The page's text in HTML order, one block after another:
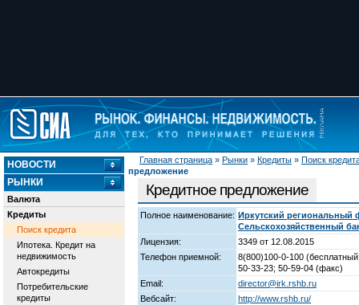
Главная страница » Рынки » Кредиты » Поиск
предложение
НОВОСТИ
РЫНКИ
Валюта
Кредиты
Поиск кредита
Ипотека. Кредит на
недвижимость
Автокредиты
Потребительские
кредиты
Кредитное предложение
Полное наименование: Иркутский
Сельскохозяйственный
Лицензия:
3349 от 12.08.2015
Телефон приемной:
8(800)100-0-100
50-33-23; 50-59-04 (факс)
Email:
director@irk.rshb.ru
Вебсайт:
http://www.rshb.ru/